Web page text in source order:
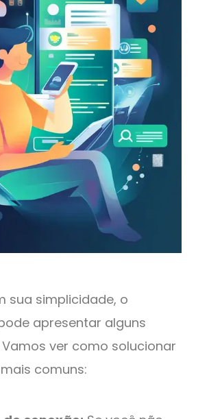
sua simplicidade, o
apresentar alguns
ver como solucionar
comuns: